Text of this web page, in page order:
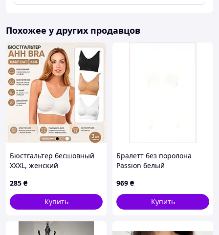
Похожее у других продавцов
Бюстгальтер бесшовный
XXXL, женский
косточек, набор 3 шт
285 ₴
Купить
Бралетт без поролона
Passion белый
969 ₴
Купить